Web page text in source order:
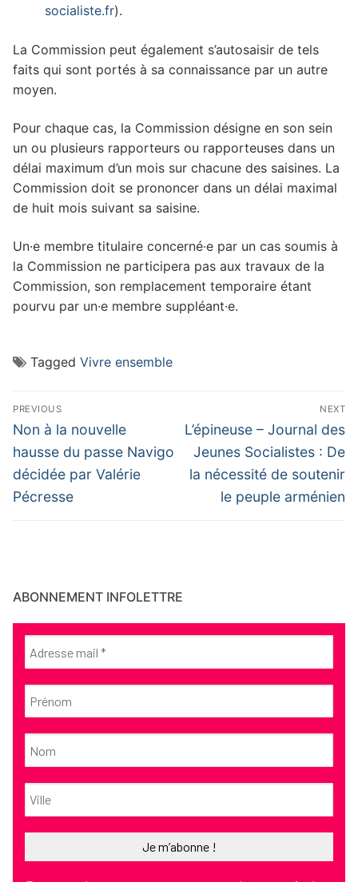
socialiste.fr).
La Commission peut également s’autosaisir de tels
faits qui sont portés à sa connaissance par un autre
moyen.
Pour chaque cas, la Commission désigne en son sein
un ou plusieurs rapporteurs ou rapporteuses dans un
délai maximum d’un mois sur chacune des saisines. La
Commission doit se prononcer dans un délai maximal
de huit mois suivant sa saisine.
Un·e membre titulaire concerné·e par un cas soumis à
la Commission ne participera pas aux travaux de la
Commission, son remplacement temporaire étant
pourvu par un·e membre suppléant·e.
Tagged Vivre ensemble
Navigation
de
l’article
PREVIOUS
Previous
post:
Non à la nouvelle
hausse du passe Navigo
décidée par Valérie
Pécresse
NEXT
Next
post:
L’épineuse – Journal des
Jeunes Socialistes : De
la nécessité de soutenir
le peuple arménien
ABONNEMENT INFOLETTRE